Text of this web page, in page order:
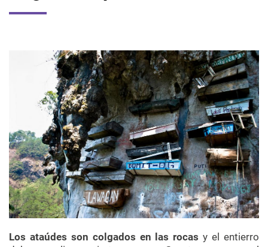
Los ataúdes son colgados en las rocas y el entierro